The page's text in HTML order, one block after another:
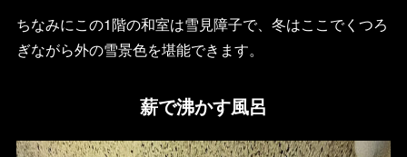
ちなみにこの1階の和室は雪見障子で、冬はここでくつろ
ぎながら外の雪景色を堪能できます。
薪で沸かす風呂